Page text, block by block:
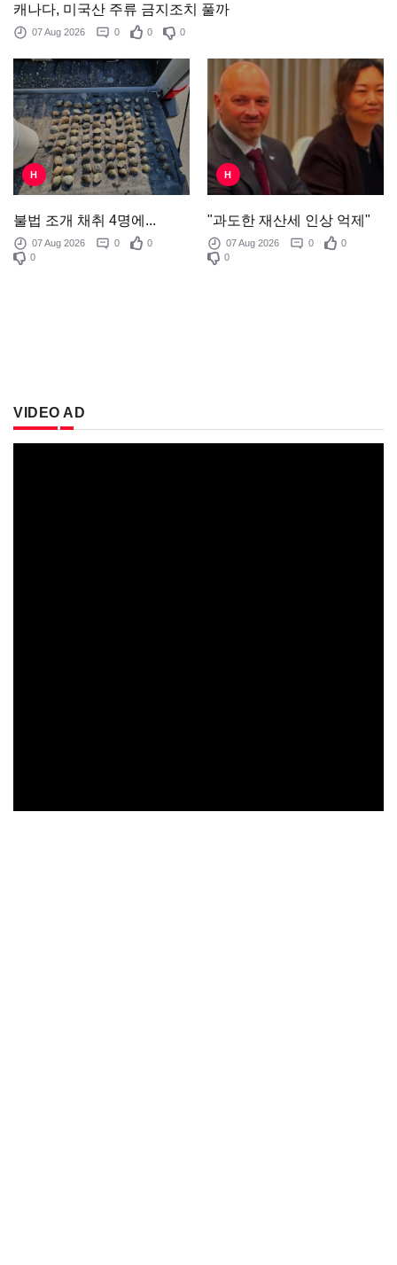
캐나다, 미국산 주류 금지조치 풀까
07 Aug 2026 0 0 0
H
불법 조개 채취 4명에...
07 Aug 2026 0
0
0
H
"과도한 재산세 인상 억제"
07 Aug 2026 0
0
0
VIDEO AD